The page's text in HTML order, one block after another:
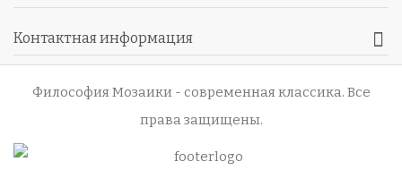
Контактная информация
Философия Мозаики - современная классика. Все
права защищены.